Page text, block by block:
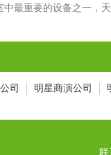
最重要的设备之一，
司 明星商演公司
联